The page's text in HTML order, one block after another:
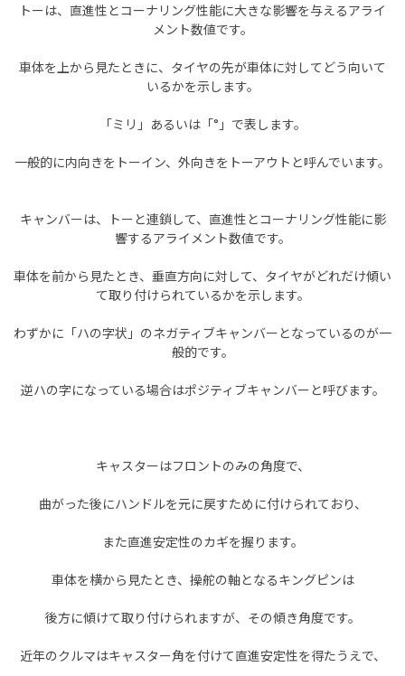
トーは、直進性とコーナリング性能に大きな影響を与えるアライ
メント数値です。
車体を上から見たときに、タイヤの先が車体に対してどう向いて
いるかを示します。
「ミリ」あるいは「°」で表します。
一般的に内向きをトーイン、外向きをトーアウトと呼んでいます。
キャンバーは、トーと連鎖して、直進性とコーナリング性能に影
響するアライメント数値です。
車体を前から見たとき、垂直方向に対して、タイヤがどれだけ傾い
て取り付けられているかを示します。
わずかに「ハの字状」のネガティブキャンバーとなっているのが一
般的です。
逆ハの字になっている場合はポジティブキャンバーと呼びます。
キャスターはフロントのみの角度で、
曲がった後にハンドルを元に戻すために付けられており、
また直進安定性のカギを握ります。
車体を横から見たとき、操舵の軸となるキングピンは
後方に傾けて取り付けられますが、その傾き角度です。
近年のクルマはキャスター角を付けて直進安定性を得たうえで、